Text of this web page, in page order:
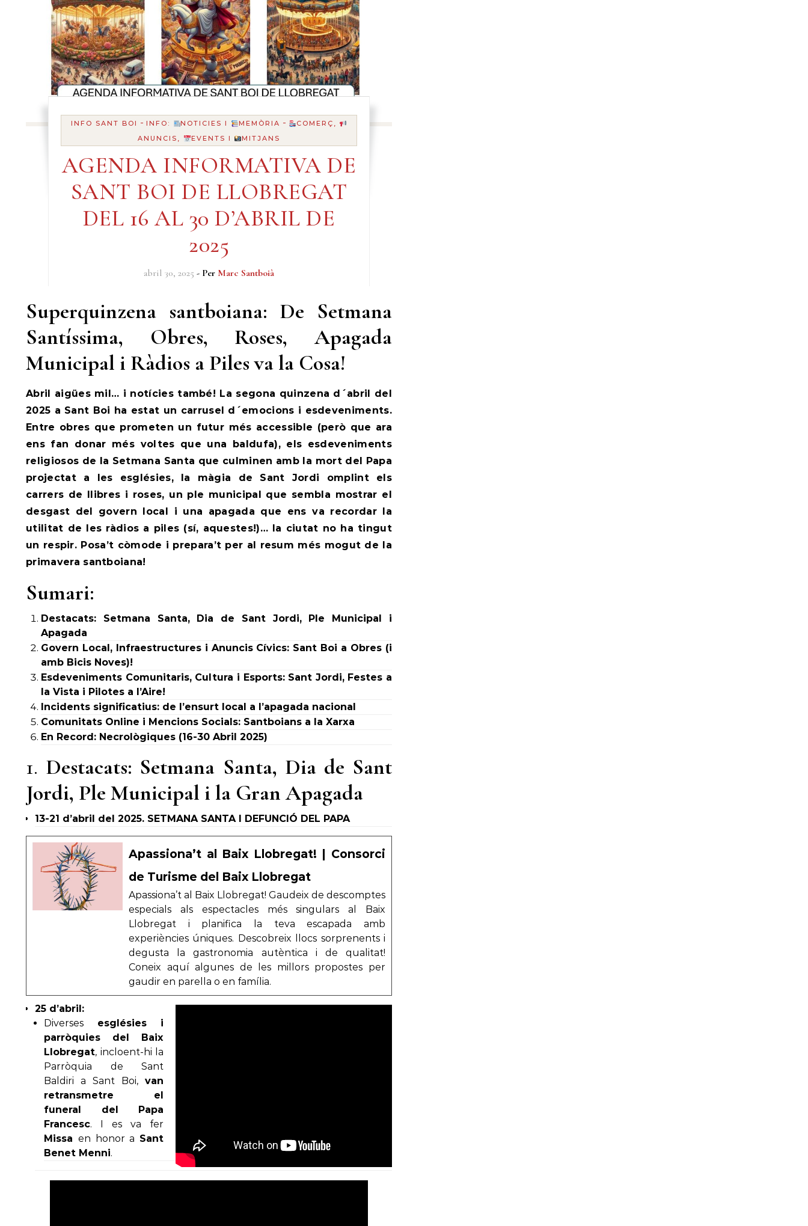
INFO SANT BOI - INFO: NOTICIES I MEMÒRIA -
COMERÇ,
ANUNCIS,
EVENTS I MITJANS
AGENDA INFORMATIVA DE
SANT BOI DE LLOBREGAT
DEL 16 AL 30 D’ABRIL DE
2025
abril 30, 2025 - Per Marc Santboià
Superquinzena santboiana: De Setmana
Santíssima, Obres, Roses, Apagada
Municipal i Ràdios a Piles va la Cosa!
Abril aigües mil… i notícies també! La segona quinzena d´abril del
2025 a Sant Boi ha estat un carrusel d´emocions i esdeveniments.
Entre obres que prometen un futur més accessible (però que ara
ens fan donar més voltes que una baldufa), els esdeveniments
religiosos de la Setmana Santa que culminen amb la mort del Papa
projectat a les esglésies, la màgia de Sant Jordi omplint els
carrers de llibres i roses, un ple municipal que sembla mostrar el
desgast del govern local i una apagada que ens va recordar la
utilitat de les ràdios a piles (sí, aquestes!)… la ciutat no ha tingut
un respir. Posa’t còmode i prepara’t per al resum més mogut de la
primavera santboiana!
Sumari:
Destacats: Setmana Santa, Dia de Sant Jordi, Ple Municipal i
Apagada
Govern Local, Infraestructures i Anuncis Cívics: Sant Boi a Obres (i
amb Bicis Noves)!
Esdeveniments Comunitaris, Cultura i Esports: Sant Jordi, Festes a
la Vista i Pilotes a l’Aire!
Incidents significatius: de l’ensurt local a l’apagada nacional
Comunitats Online i Mencions Socials: Santboians a la Xarxa
En Record: Necrològiques (16-30 Abril 2025)
1. Destacats: Setmana Santa, Dia de Sant
Jordi, Ple Municipal i la Gran Apagada
13-21 d’abril del 2025. SETMANA SANTA I DEFUNCIÓ DEL PAPA
Apassiona’t al Baix Llobregat! | Consorci
de Turisme del Baix Llobregat
Apassiona’t al Baix Llobregat! Gaudeix de descomptes
especials als espectacles més singulars al Baix
Llobregat i planifica la teva escapada amb
experiències úniques. Descobreix llocs sorprenents i
degusta la gastronomia autèntica i de qualitat!
Coneix aquí algunes de les millors propostes per
gaudir en parella o en família.
25 d’abril:
Diverses esglésies i
parròquies del Baix
Llobregat, incloent-hi la
Parròquia de Sant
Baldiri a Sant Boi, van
retransmetre el
funeral del Papa
Francesc. I es va fer
Missa en honor a Sant
Benet Menni.